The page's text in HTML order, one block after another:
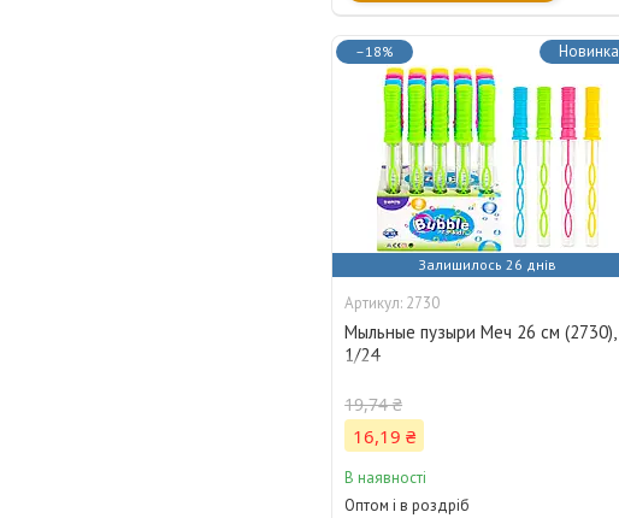
–18%
Залишилось 26 днів
Новинка
2730
Мыльные пузыри Меч 26 см (2730),
1/24
19,74 ₴
16,19 ₴
В наявності
Оптом і в роздріб